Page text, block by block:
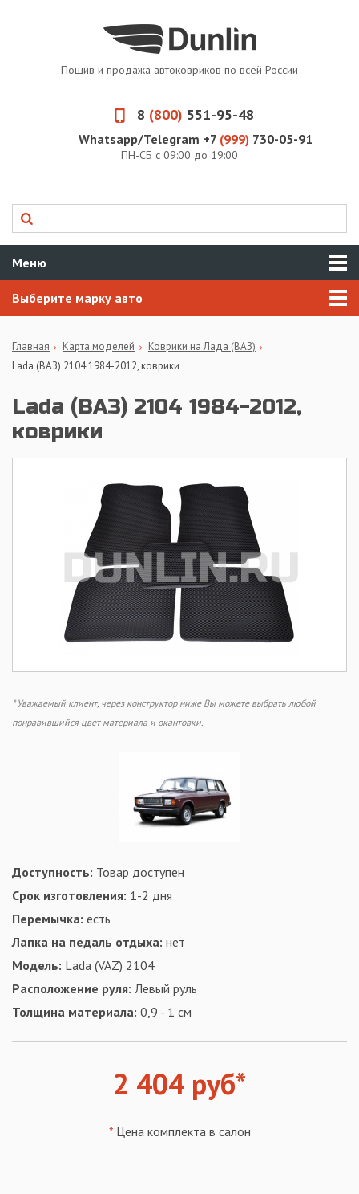
Пошив и продажа автоковриков по всей России
8 (800) 551-95-48
Whatsapp/Telegram +7 (999) 730-05-91
ПН-СБ с 09:00 до 19:00
Меню
Выберите марку авто
Главная Карта моделей
Коврики на Лада (ВАЗ)
Lada (ВАЗ) 2104 1984-2012, коврики
Lada (ВАЗ) 2104 1984-2012,
коврики
* Уважаемый клиент, через конструктор ниже Вы можете выбрать любой
понравившийся цвет материала и окантовки.
Доступность: Товар доступен
Срок изготовления: 1-2 дня
Перемычка: есть
Лапка на педаль отдыха: нет
Модель: Lada (VAZ) 2104
Расположение руля: Левый руль
Толщина материала: 0,9 - 1 см
2 404 руб*
*Цена комплекта в салон